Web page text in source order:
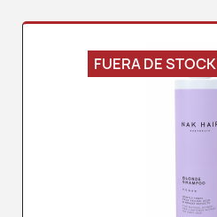
FUERA DE STOCK